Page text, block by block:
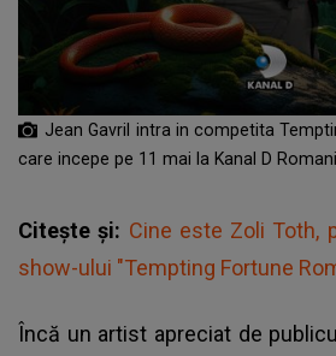
Jean Gavril intra in competita
care incepe pe 11 mai la Kanal D
Citește și: Cine este Zoli Toth,
show-ului "Tempting Fortune
Încă un artist apreciat de